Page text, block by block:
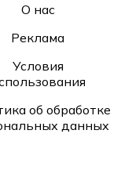
О нас
Реклама
Условия
об обработке
данных